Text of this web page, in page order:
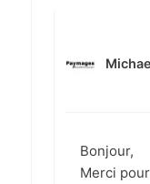
Bonjour,
Merci